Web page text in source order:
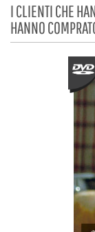
I CLIENTI CHE
HANNO